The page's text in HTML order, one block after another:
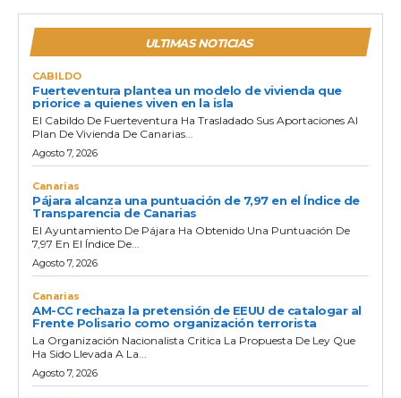
ULTIMAS NOTICIAS
CABILDO
Fuerteventura plantea un modelo de vivienda que
priorice a quienes viven en la isla
El Cabildo De Fuerteventura Ha Trasladado Sus Aportaciones Al
Plan De Vivienda De Canarias...
Agosto 7, 2026
Canarias
Pájara alcanza una puntuación de 7,97 en el Índice de
Transparencia de Canarias
El Ayuntamiento De Pájara Ha Obtenido Una Puntuación De
7,97 En El Índice De...
Agosto 7, 2026
Canarias
AM-CC rechaza la pretensión de EEUU de catalogar al
Frente Polisario como organización terrorista
La Organización Nacionalista Critica La Propuesta De Ley Que
Ha Sido Llevada A La...
Agosto 7, 2026